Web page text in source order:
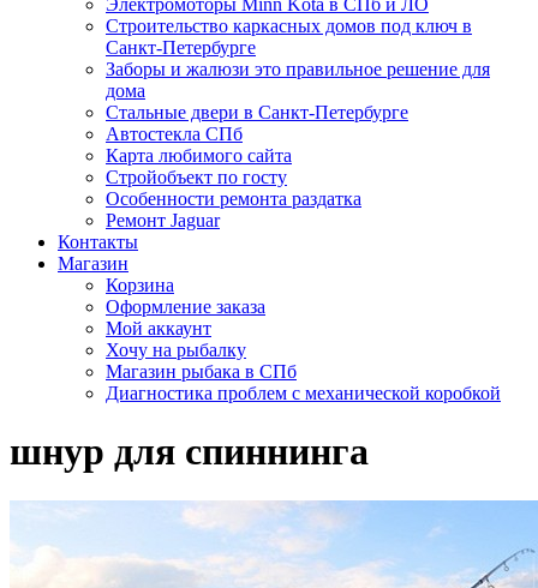
Электромоторы Minn Kota в СПб и ЛО
Строительство каркасных домов под ключ в
Санкт-Петербурге
Заборы и жалюзи это правильное решение для
дома
Стальные двери в Санкт-Петербурге
Автостекла СПб
Карта любимого сайта
Стройобъект по госту
Особенности ремонта раздатка
Ремонт Jaguar
Контакты
Магазин
Корзина
Оформление заказа
Мой аккаунт
Хочу на рыбалку
Магазин рыбака в СПб
Диагностика проблем с механической коробкой
шнур для спиннинга